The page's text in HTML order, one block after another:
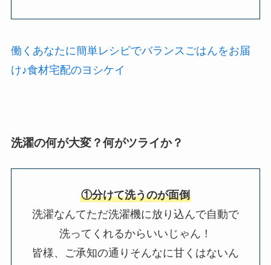
働くあなたに簡単レシピでバランスごはんをお届
け♪食材宅配のヨシケイ
洗濯の何が大変？何がツライか？
①分けて洗うのが面倒
洗濯なんてただ洗濯機に放り込んで自動で
洗ってくれるからいいじゃん！
皆様、ご承知の通りそんなに甘くはないん